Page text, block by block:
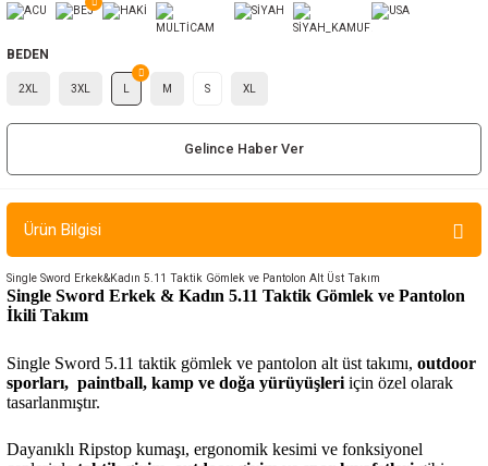
ve Çorap
BEDEN
2XL 3XL M S XL
Gelince Haber Ver
Ürün Bilgisi
Single Sword Erkek&Kadın 5.11 Taktik Gömlek ve Pantolon Alt Üst Takım
Single Sword Erkek & Kadın 5.11 Taktik Gömlek ve Pantolon
İkili Takım
Single Sword 5.11 taktik gömlek ve pantolon alt üst takımı, outdoor
sporları, paintball, kamp ve doğa yürüyüşleri için özel olarak
tasarlanmıştır.
Dayanıklı Ripstop kumaşı, ergonomik kesimi ve fonksiyonel